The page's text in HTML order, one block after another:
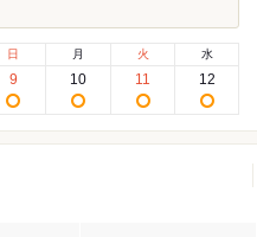
日
9
月
10
火
11
水
12